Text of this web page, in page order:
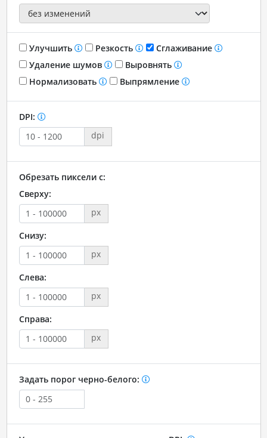
Улучшить Резкость
Сглаживание
Удаление шумов
Выровнять
Нормализовать
Выпрямление
DPI:
dpi
Обрезать пиксели с:
Сверху:
px
Снизу:
px
Слева:
px
Справа:
px
Задать порог черно-белого: